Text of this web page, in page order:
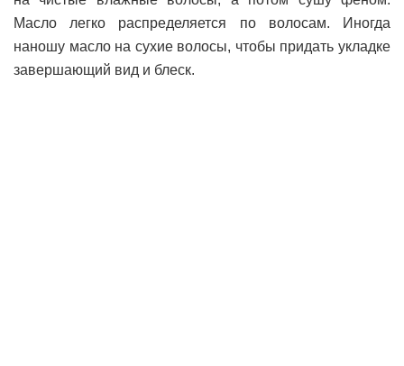
Масло легко распределяется по волосам. Иногда
наношу масло на сухие волосы, чтобы придать укладке
завершающий вид и блеск.